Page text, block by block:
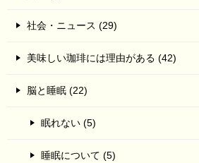
社会・ニュース (29)
美味しい珈琲には理由がある (42)
脳と睡眠 (22)
眠れない (5)
睡眠について (5)